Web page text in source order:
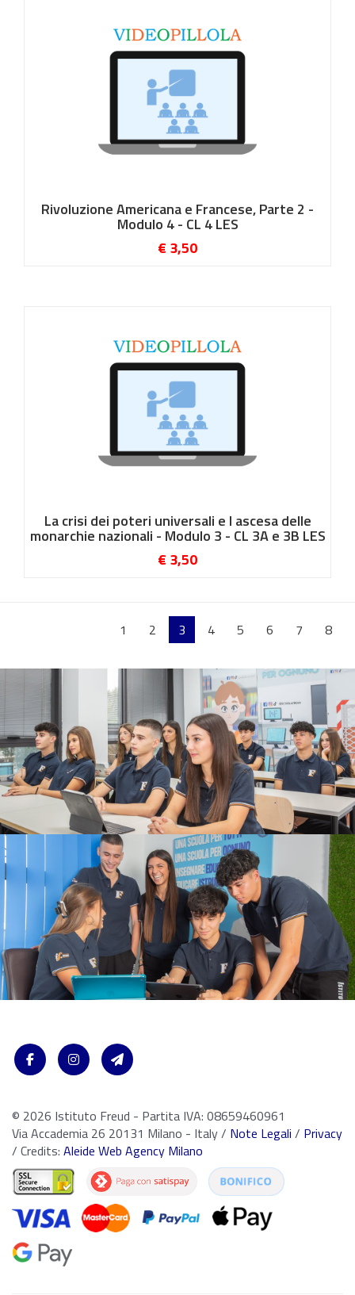
Rivoluzione Americana e Francese, Parte 2 -
Modulo 4 - CL 4 LES
€ 3,50
La crisi dei poteri universali e l ascesa delle
monarchie nazionali - Modulo 3 - CL 3A e 3B LES
€ 3,50
1 2 3 4 5 6 7 8
© 2026 Istituto Freud - Partita IVA: 08659460961
Via Accademia 26 20131 Milano - Italy / Note Legali / Privacy
/ Credits: Aleide Web Agency Milano